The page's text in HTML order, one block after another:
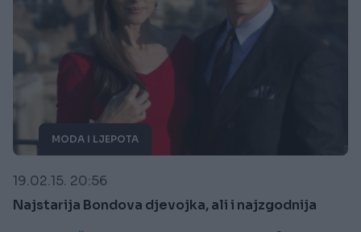
MODA I LJEPOTA
19.02.15. 20:56
Najstarija Bondova djevojka, ali i najzgodnija